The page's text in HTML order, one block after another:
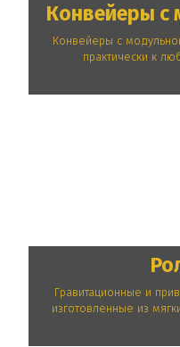
Конвейеры с
Конвейеры с
практически к
Гравитационные и
изготовленные из